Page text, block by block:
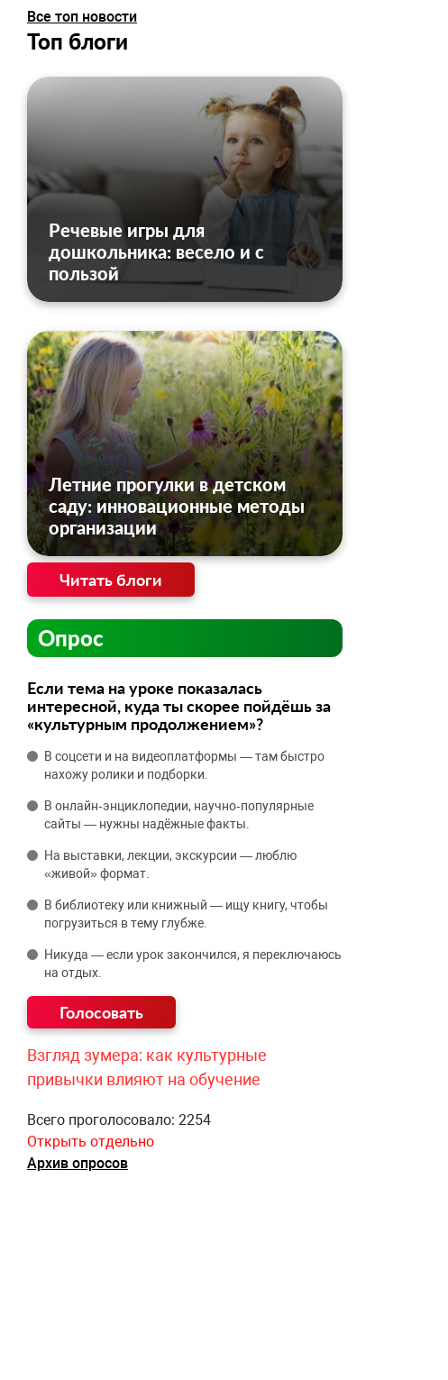
Все топ новости
Топ блоги
Речевые игры для
дошкольника: весело и с
пользой
Летние прогулки в детском
саду: инновационные методы
организации
Читать блоги
Опрос
Если тема на уроке показалась
интересной, куда ты скорее пойдёшь за
«культурным продолжением»?
В соцсети и на видеоплатформы — там быстро
нахожу ролики и подборки.
В онлайн‑энциклопедии, научно‑популярные
сайты — нужны надёжные факты.
На выставки, лекции, экскурсии — люблю
«живой» формат.
В библиотеку или книжный — ищу книгу, чтобы
погрузиться в тему глубже.
Никуда — если урок закончился, я переключаюсь
на отдых.
Взгляд зумера: как культурные
привычки влияют на обучение
Всего проголосовало: 2254
Открыть отдельно
Архив опросов